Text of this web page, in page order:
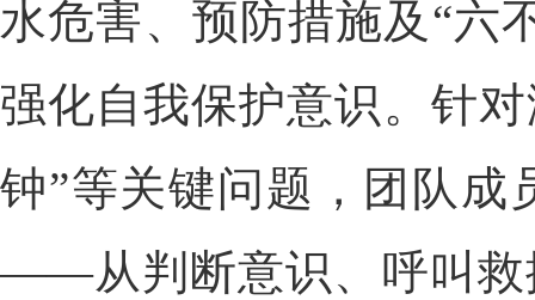
水危害、预防措施及“六
强化自我保护意识。针
钟”等关键问题，团队成
——从判断意识、呼叫救